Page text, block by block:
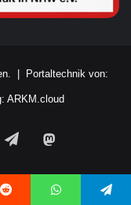
| Portaltechnik von:
ARKM.cloud
Telegram